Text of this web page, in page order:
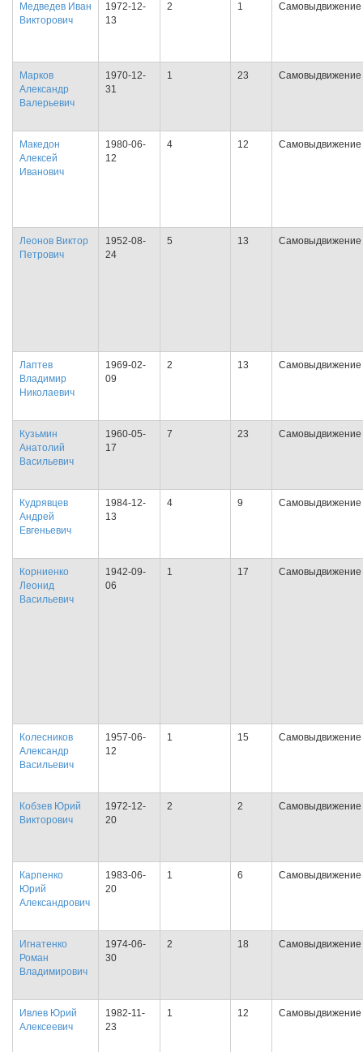
Медведев Иван
Викторович
1972-12-
13
2 1 Самовыдвижение
Марков
Александр
Валерьевич
1970-12-
31
1 23 Самовыдвижение
Македон
Алексей
Иванович
1980-06-
12
4 12 Самовыдвижение
Леонов Виктор
Петрович
1952-08-
24
5 13 Самовыдвижение
Лаптев
Владимир
Николаевич
1969-02-
09
2 13 Самовыдвижение
Кузьмин
Анатолий
Васильевич
1960-05-
17
7 23 Самовыдвижение
Кудрявцев
Андрей
Евгеньевич
1984-12-
13
4 9 Самовыдвижение
Корниенко
Леонид
Васильевич
1942-09-
06
1 17 Самовыдвижение
Колесников
Александр
Васильевич
1957-06-
12
1 15 Самовыдвижение
Кобзев Юрий
Викторович
1972-12-
20
2 2 Самовыдвижение
Карпенко
Юрий
Александрович
1983-06-
20
1 6 Самовыдвижение
Игнатенко
Роман
Владимирович
1974-06-
30
2 18 Самовыдвижение
Ивлев Юрий
Алексеевич
1982-11-
23
1 12 Самовыдвижение